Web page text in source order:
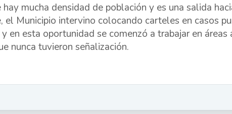
hay mucha densidad de población y es una salida
el Municipio intervino colocando carteles en casos
en esta oportunidad se comenzó a trabajar en áreas
nunca tuvieron señalización.